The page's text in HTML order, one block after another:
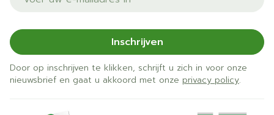
Inschrijven
Door op inschrijven te klikken, schrijft u zich in voor onze
nieuwsbrief en gaat u akkoord met onze privacy policy.